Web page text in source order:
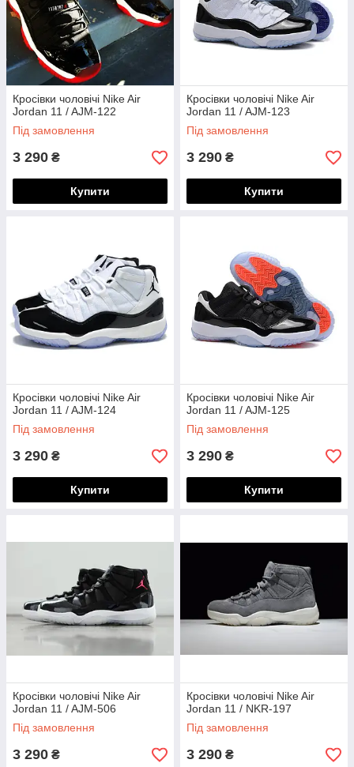
Кросівки чоловічі Nike Air
Jordan 11 / AJM-122
Під замовлення
3 290 ₴
Купити
Кросівки чоловічі Nike Air
Jordan 11 / AJM-123
Під замовлення
3 290 ₴
Купити
Кросівки чоловічі Nike Air
Jordan 11 / AJM-124
Під замовлення
3 290 ₴
Купити
Кросівки чоловічі Nike Air
Jordan 11 / AJM-125
Під замовлення
3 290 ₴
Купити
Кросівки чоловічі Nike Air
Jordan 11 / AJM-506
Під замовлення
3 290 ₴
Кросівки чоловічі Nike Air
Jordan 11 / NKR-197
Під замовлення
3 290 ₴